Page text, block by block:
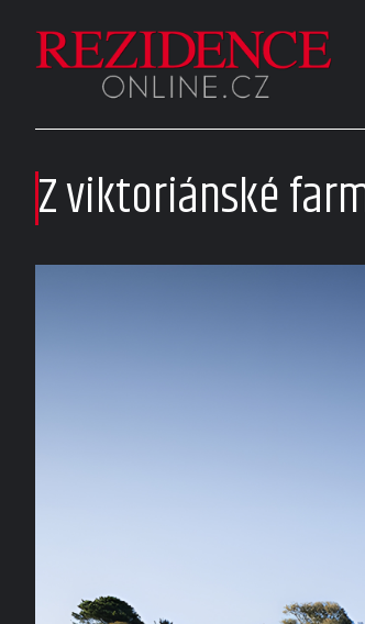
Z viktoriánské